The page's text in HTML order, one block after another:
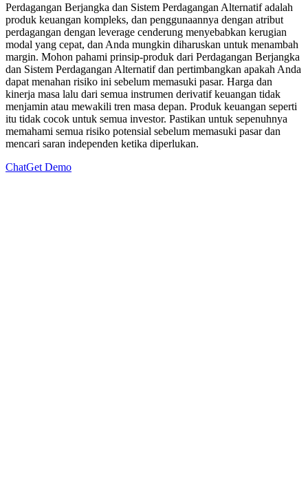
Perdagangan Berjangka dan Sistem Perdagangan Alternatif adalah
produk keuangan kompleks, dan penggunaannya dengan atribut
perdagangan dengan leverage cenderung menyebabkan kerugian
modal yang cepat, dan Anda mungkin diharuskan untuk menambah
margin. Mohon pahami prinsip-produk dari Perdagangan Berjangka
dan Sistem Perdagangan Alternatif dan pertimbangkan apakah Anda
dapat menahan risiko ini sebelum memasuki pasar. Harga dan
kinerja masa lalu dari semua instrumen derivatif keuangan tidak
menjamin atau mewakili tren masa depan. Produk keuangan seperti
itu tidak cocok untuk semua investor. Pastikan untuk sepenuhnya
memahami semua risiko potensial sebelum memasuki pasar dan
mencari saran independen ketika diperlukan.
ChatGet Demo